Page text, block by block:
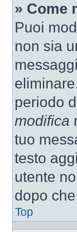
» Come
Puoi
non sia
periodo
modifica
tuo
testo
utente
dopo
Top